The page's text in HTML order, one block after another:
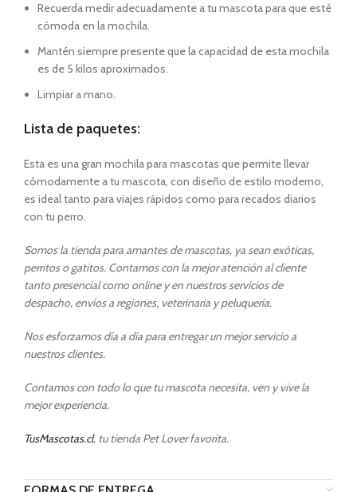
Recuerda medir adecuadamente a tu mascota para que esté
cómoda en la mochila.
Mantén siempre presente que la capacidad de esta mochila
es de 5 kilos aproximados.
Limpiar a mano.
Lista de paquetes:
Esta es una gran mochila para mascotas que permite llevar
cómodamente a tu mascota, con diseño de estilo moderno,
es ideal tanto para viajes rápidos como para recados diarios
con tu perro.
Somos la tienda para amantes de mascotas, ya sean exóticas,
perritos o gatitos. Contamos con la mejor atención al cliente
tanto presencial como online y en nuestros servicios de
despacho, envíos a regiones, veterinaria y peluquería.
Nos esforzamos día a día para entregar un mejor servicio a
nuestros clientes.
Contamos con todo lo que tu mascota necesita, ven y vive la
mejor experiencia.
TusMascotas.cl, tu tienda Pet Lover favorita.